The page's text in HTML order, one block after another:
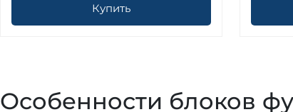
Купить
Особенности блоков